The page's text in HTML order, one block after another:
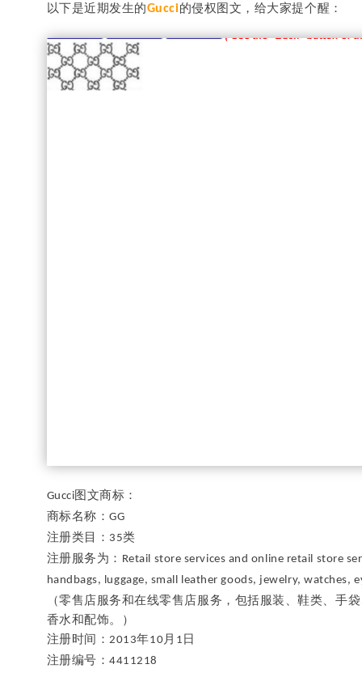
以下是近期发生的Gucci的侵权图文，给大家提个醒：
Gucci 图文商标：
商标名称：GG
注册类目： 35类
注册服务为： Retail store services and online retail store
handbags, luggage, small leather goods, jewelry, watches,
（零售店服务和在线零售店服务，包括服装、鞋类、手
香水和配饰。）
注册时间： 2013年10 月 1 日
注册编号：4411218